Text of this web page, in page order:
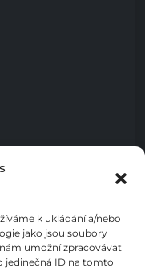
k ukládání a/nebo
jako jsou soubory
umožní zpracovávat
jedinečná ID na tomto